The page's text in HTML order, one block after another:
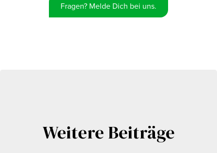
Fragen? Melde Dich bei uns.
Weitere Beiträge